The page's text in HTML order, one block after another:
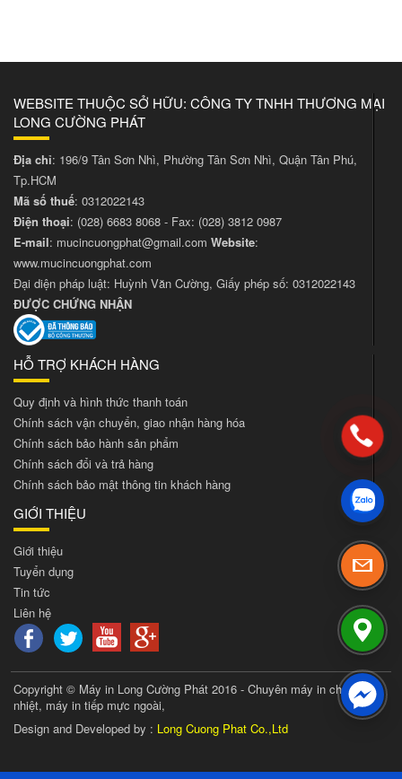
WEBSITE THUỘC SỞ HỮU: CÔNG TY TNHH THƯƠNG MẠI
LONG CƯỜNG PHÁT
Địa chỉ: 196/9 Tân Sơn Nhì, Phường Tân Sơn Nhì, Quận Tân Phú,
Tp.HCM
Mã số thuế: 0312022143
Điện thoại: (028) 6683 8068 - Fax: (028) 3812 0987
E-mail: mucincuongphat@gmail.com Website:
www.mucincuongphat.com
Đại diện pháp luật: Huỳnh Văn Cường, Giấy phép số: 0312022143
ĐƯỢC CHỨNG NHẬN
HỖ TRỢ KHÁCH HÀNG
Quy định và hình thức thanh toán
Chính sách vận chuyển, giao nhận hàng hóa
Chính sách bảo hành sản phẩm
Chính sách đổi và trả hàng
Chính sách bảo mật thông tin khách hàng
GIỚI THIỆU
Giới thiệu
Tuyển dụng
Tin tức
Liên hệ
Copyright © Máy in Long Cường Phát 2016 - Chuyên máy in chuyển
nhiệt, máy in tiếp mực ngoài,
Design and Developed by : Long Cuong Phat Co.,Ltd